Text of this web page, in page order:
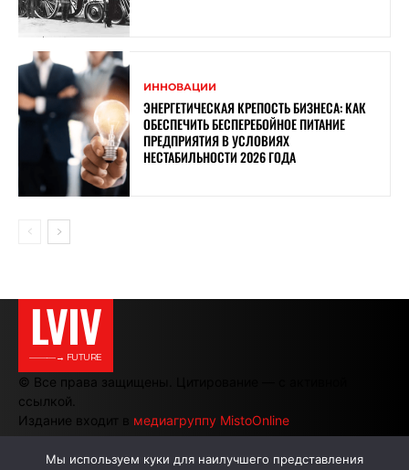
ИННОВАЦИИ
ЭНЕРГЕТИЧЕСКАЯ КРЕПОСТЬ БИЗНЕСА: КАК
ОБЕСПЕЧИТЬ БЕСПЕРЕБОЙНОЕ ПИТАНИЕ
ПРЕДПРИЯТИЯ В УСЛОВИЯХ
НЕСТАБИЛЬНОСТИ 2026 ГОДА
LVIV
———→ FUTURE
© Все права защищены. Цитирование — с активной
ссылкой.
Издание входит в медиагруппу MistoOnline
Мы используем куки для наилучшего представления